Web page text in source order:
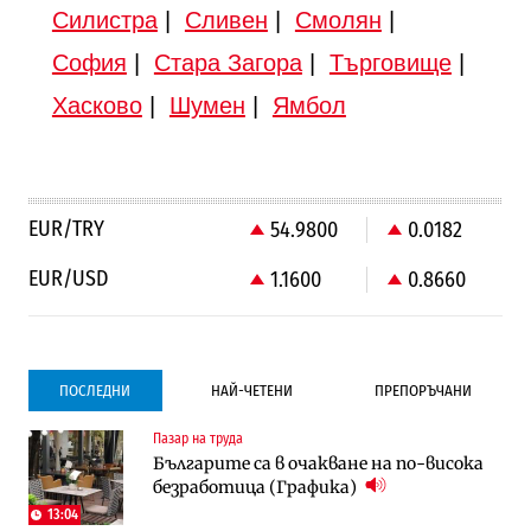
Силистра| Сливен Смолян
София
Стара Загора| Търговище|
Хасково| Шумен Ямбол
EUR/TRY 54.9800
0.0182
EUR/USD
1.1600 0.8660
ПОСЛЕДНИ НАЙ-ЧЕТЕНИ ПРЕПОРЪЧАНИ
13:04
Пазар на труда
Българите са в очакване на по-висока
безработица (Графика)
Градоустройство
Столична община избра изпълнител за
преместването на трамвайното
Компании
Vivacom предлага над 150 устройства с
90% отстъпка през август